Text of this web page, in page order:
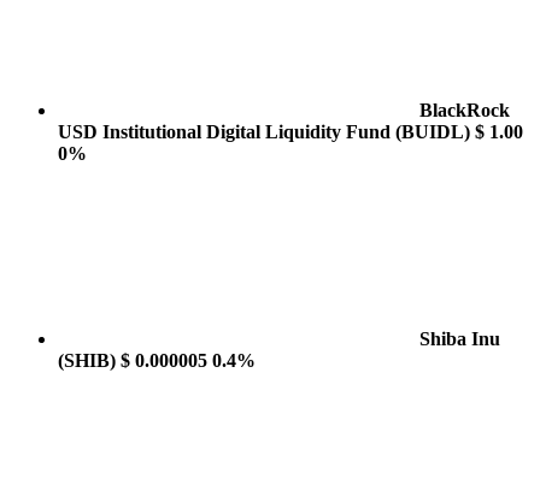
BlackRock
USD Institutional Digital Liquidity Fund (BUIDL) $ 1.00
0%
Shiba Inu
(SHIB) $ 0.000005 0.4%